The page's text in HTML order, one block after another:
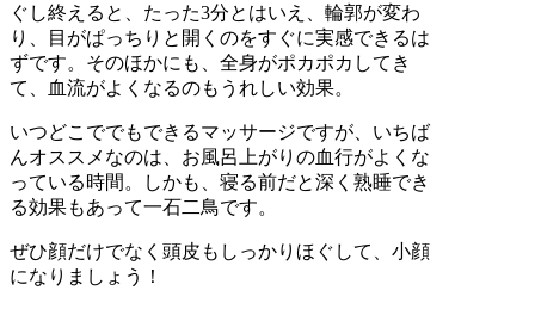
ぐし終えると、たった3分とはいえ、輪郭が変わ
り、目がぱっちりと開くのをすぐに実感できるは
ずです。そのほかにも、全身がポカポカしてき
て、血流がよくなるのもうれしい効果。
いつどこででもできるマッサージですが、いちば
んオススメなのは、お風呂上がりの血行がよくな
っている時間。しかも、寝る前だと深く熟睡でき
る効果もあって一石二鳥です。
ぜひ顔だけでなく頭皮もしっかりほぐして、小顔
になりましょう！